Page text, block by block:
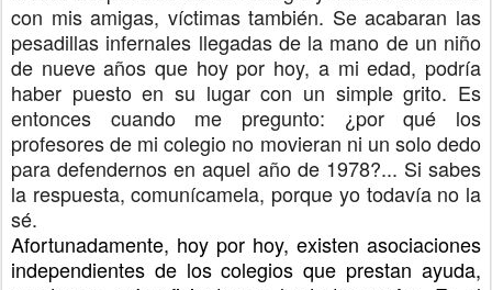
con mis amigas, víctimas también. Se acabaran las
pesadillas infernales llegadas de la mano de un niño
de nueve años que hoy por hoy, a mi edad, podría
haber puesto en su lugar con un simple grito. Es
entonces cuando me pregunto: ¿por qué los
profesores de mi colegio no movieran ni un solo dedo
para defendernos en aquel año de 1978?... Si sabes
la respuesta, comunícamela, porque yo todavía no la
sé.
Afortunadamente, hoy por hoy, existen asociaciones
independientes de los colegios que prestan ayuda,